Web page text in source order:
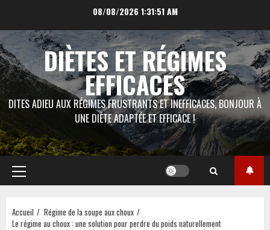
08/08/2026 1:31:52 AM
DIÈTES ET RÉGIMES
EFFICACES
DITES ADIEU AUX RÉGIMES FRUSTRANTS ET INEFFICACES, BONJOUR À
UNE DIÈTE ADAPTÉE ET EFFICACE !
Menu
principal
Accueil
Régime de la soupe aux choux
Le régime au choux : une solution pour perdre du poids naturellement